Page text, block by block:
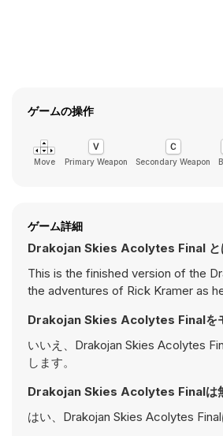
ゲームの操作
Move Primary Weapon Secondary Weapon
ゲーム詳細
Drakojan Skies Acolytes Final と
This is the finished version of the
the adventures of Rick Kramer as
Drakojan Skies Acolytes Finalを
いいえ、Drakojan Skies Acolytes
します。
Drakojan Skies Acolytes Finalは
はい、Drakojan Skies Acolytes